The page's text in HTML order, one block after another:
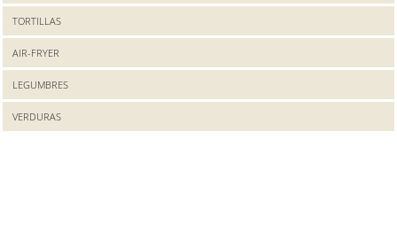
TORTILLAS
AIR-FRYER
LEGUMBRES
VERDURAS